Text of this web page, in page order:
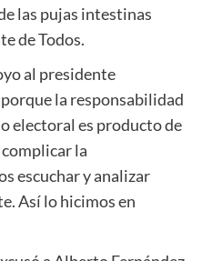
las pujas intestinas
de Todos.
al presidente
la responsabilidad
electoral es producto de
la
escuchar y analizar
Así lo hicimos en